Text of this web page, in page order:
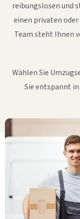
reibungslosen und
einen privaten
Team steht Ihnen
Wählen Sie
Sie entspannt